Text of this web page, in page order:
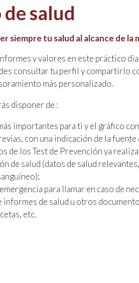
salud
siempre tu salud al alcance de la
y valores en este práctico
consultar tu perfil y compartirlo
más personalizado.
disponer de :
importantes para ti y el gráfico
con una indicación de la
de los Test de Prevención ya
de salud (datos de salud
para llamar en caso de
informes de salud u otros
etc.